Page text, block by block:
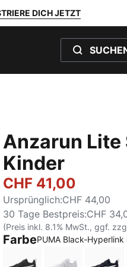
DICH JETZT
Anzarun Lite
Kinder
CHF 41,00
Ursprünglich:CHF 44,00
30 Tage Bestpreis:CHF
(Preis inkl. 8.1% MwSt., ggf.
FarbePUMA Black-